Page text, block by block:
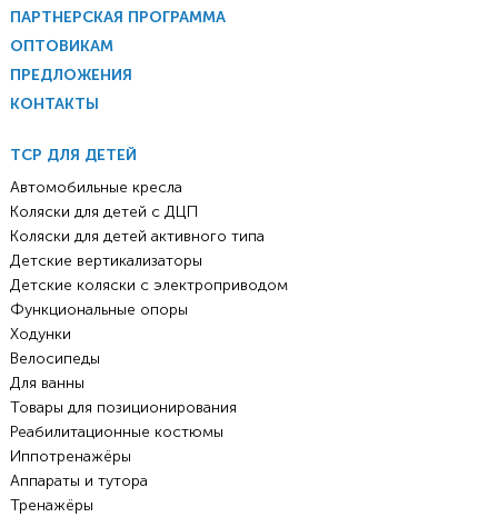
ПАРТНЕРСКАЯ ПРОГРАММА
ОПТОВИКАМ
ПРЕДЛОЖЕНИЯ
КОНТАКТЫ
ТСР ДЛЯ ДЕТЕЙ
Автомобильные кресла
Коляски для детей с ДЦП
Коляски для детей активного типа
Детские вертикализаторы
Детские коляски с электроприводом
Функциональные опоры
Ходунки
Велосипеды
Для ванны
Товары для позиционирования
Реабилитационные костюмы
Иппотренажёры
Аппараты и тутора
Тренажёры